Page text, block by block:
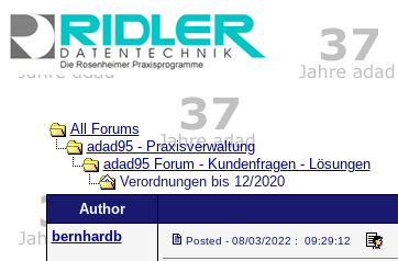
All Forums
adad95 - Praxisverwaltung
adad95 Forum - Kundenfragen - Lösungen
Verordnungen bis 12/2020
Author
bernhardb
Posted - 08/03/2022 : 09:29:12